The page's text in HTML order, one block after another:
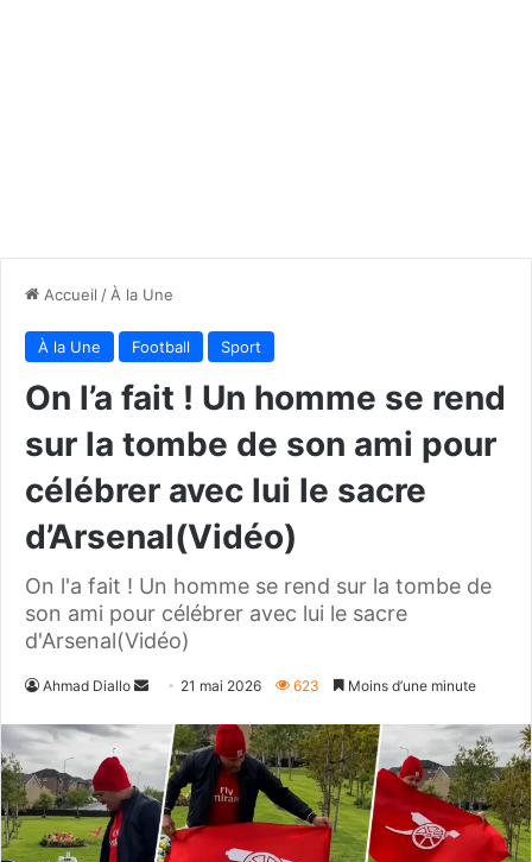
Accueil / À la Une
À la Une Football Sport
On l’a fait ! Un homme se rend
sur la tombe de son ami pour
célébrer avec lui le sacre
d’Arsenal(Vidéo)
On l'a fait ! Un homme se rend sur la tombe de
son ami pour célébrer avec lui le sacre
d'Arsenal(Vidéo)
Ahmad Diallo
Envoyer
courriel
21 mai 2026 623 Moins d’une minute